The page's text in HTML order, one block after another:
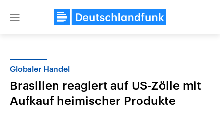
Close
Globaler Handel
Brasilien reagiert auf US-Zölle mit
Aufkauf heimischer Produkte